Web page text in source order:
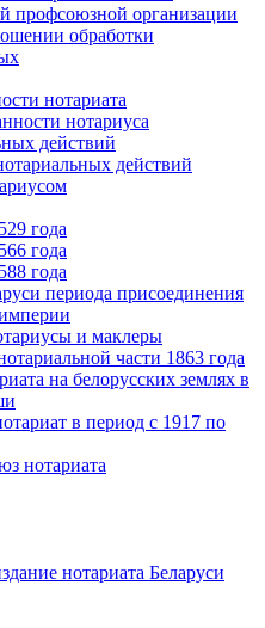
профсоюзной организации
обработки
нотариата
нотариуса
действий
действий
года
года
года
периода присоединения
и маклеры
части 1863 года
на белорусских землях в
в период с 1917 по
нотариата
нотариата Беларуси